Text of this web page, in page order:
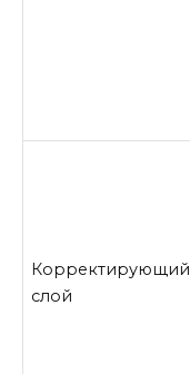
Корректирующий
слой